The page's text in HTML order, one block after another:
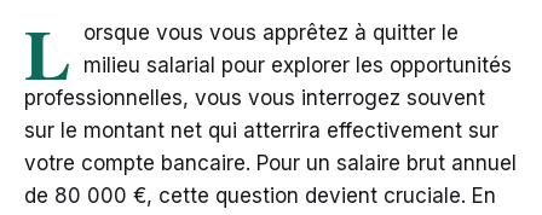
L
orsque vous vous apprêtez à quitter le
milieu salarial pour explorer les opportunités
professionnelles, vous vous interrogez souvent
sur le montant net qui atterrira effectivement sur
votre compte bancaire. Pour un salaire brut annuel
de 80 000 €, cette question devient cruciale. En